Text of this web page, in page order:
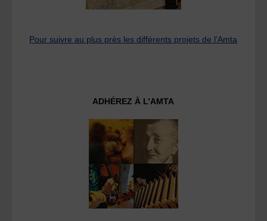
Pour suivre au plus près les différents projets de l’Amta
ADHÉREZ À L’AMTA